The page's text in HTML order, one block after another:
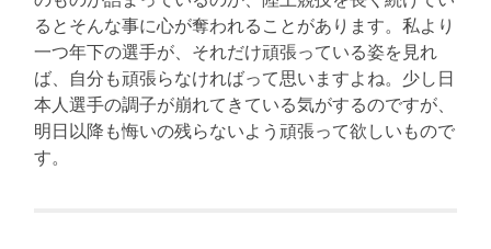
るとそんな事に心が奪われることがあります。私より
一つ年下の選手が、それだけ頑張っている姿を見れ
ば、自分も頑張らなければって思いますよね。少し日
本人選手の調子が崩れてきている気がするのですが、
明日以降も悔いの残らないよう頑張って欲しいもので
す。